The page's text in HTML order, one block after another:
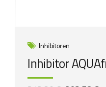
Inhibitoren
Inhibitor